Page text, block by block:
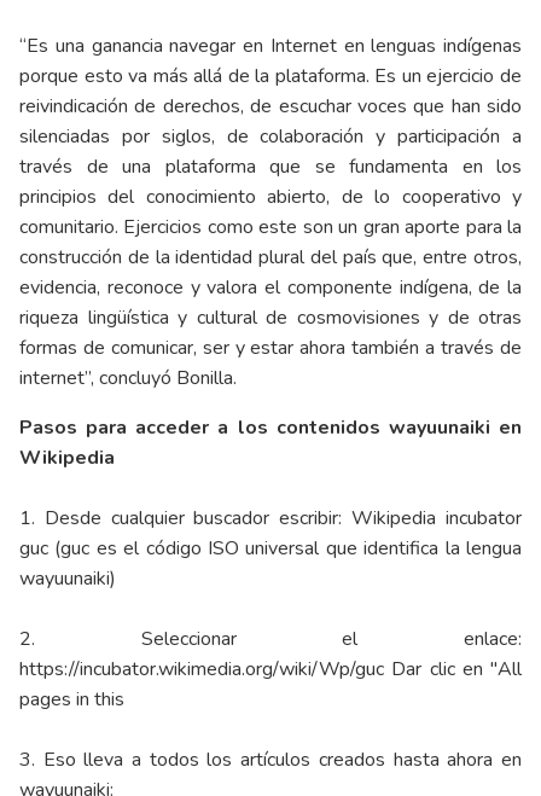
“Es una ganancia navegar en Internet en lenguas indígenas
porque esto va más allá de la plataforma. Es un ejercicio de
reivindicación de derechos, de escuchar voces que han sido
silenciadas por siglos, de colaboración y participación a
través de una plataforma que se fundamenta en los
principios del conocimiento abierto, de lo cooperativo y
comunitario. Ejercicios como este son un gran aporte para la
construcción de la identidad plural del país que, entre otros,
evidencia, reconoce y valora el componente indígena, de la
riqueza lingüística y cultural de cosmovisiones y de otras
formas de comunicar, ser y estar ahora también a través de
internet”, concluyó Bonilla.
Pasos para acceder a los contenidos wayuunaiki en
Wikipedia
1. Desde cualquier buscador escribir: Wikipedia incubator
guc (guc es el código ISO universal que identifica la lengua
wayuunaiki)
2. Seleccionar el enlace:
https://incubator.wikimedia.org/wiki/Wp/guc Dar clic en "All
pages in this
3. Eso lleva a todos los artículos creados hasta ahora en
wayuunaiki: